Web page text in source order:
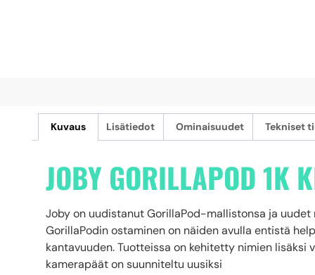
Kuvaus Lisätiedot Ominaisuudet Tekniset
JOBY GORILLAPOD 1K
Joby on uudistanut GorillaPod-mallistonsa ja uudet
GorillaPodin ostaminen on näiden avulla entistä
kantavuuden. Tuotteissa on kehitetty nimien
kamerapäät on suunniteltu uusiksi